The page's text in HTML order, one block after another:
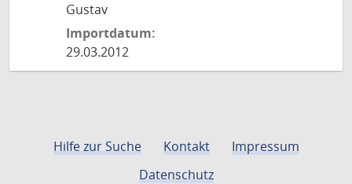
Gustav
Importdatum:
29.03.2012
Hilfe zur Suche Kontakt
Impressum
Datenschutz